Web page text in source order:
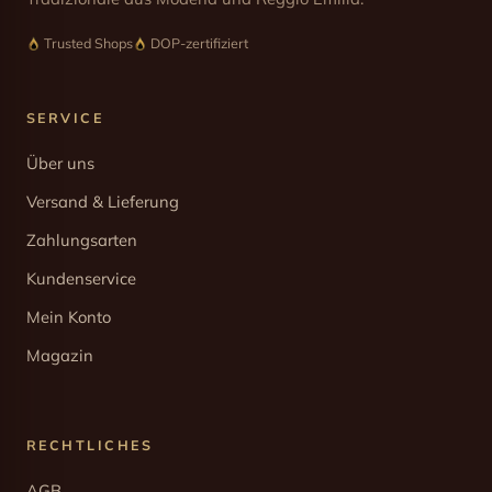
Trusted Shops DOP-zertifiziert
SERVICE
Über uns
Versand & Lieferung
Zahlungsarten
Kundenservice
Mein Konto
Magazin
RECHTLICHES